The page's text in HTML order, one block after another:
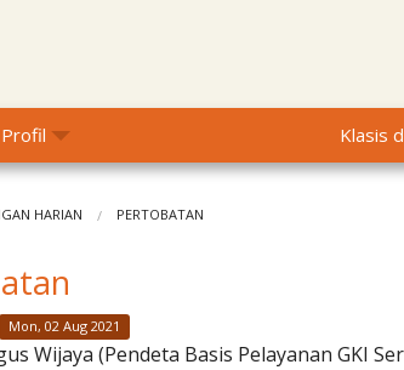
Profil Klasis
HARIAN PERTOBATAN
Mon, 02 Aug 2021
Wijaya (Pendeta Basis Pelayanan GKI